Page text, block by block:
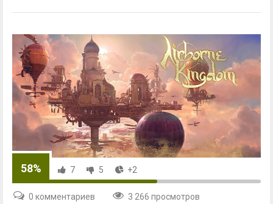
58% 7 5 +2
0 комментариев
3 266 просмотров